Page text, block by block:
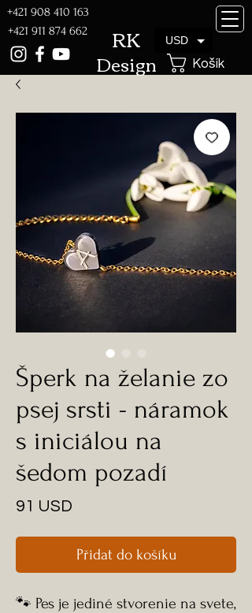
Design
RK
+421 908 410 163
Košík
+421 911 874 662
Šperk na želanie zo
psej srsti - náramok
s iniciálou na
šedom pozadí
91 USD
Přidat do košíku
🐾 Pes je jediné stvorenie na svete,
USD